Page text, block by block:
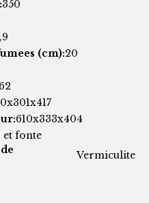
350
(cm):20
62
610x333x404
et fonte
Vermiculite